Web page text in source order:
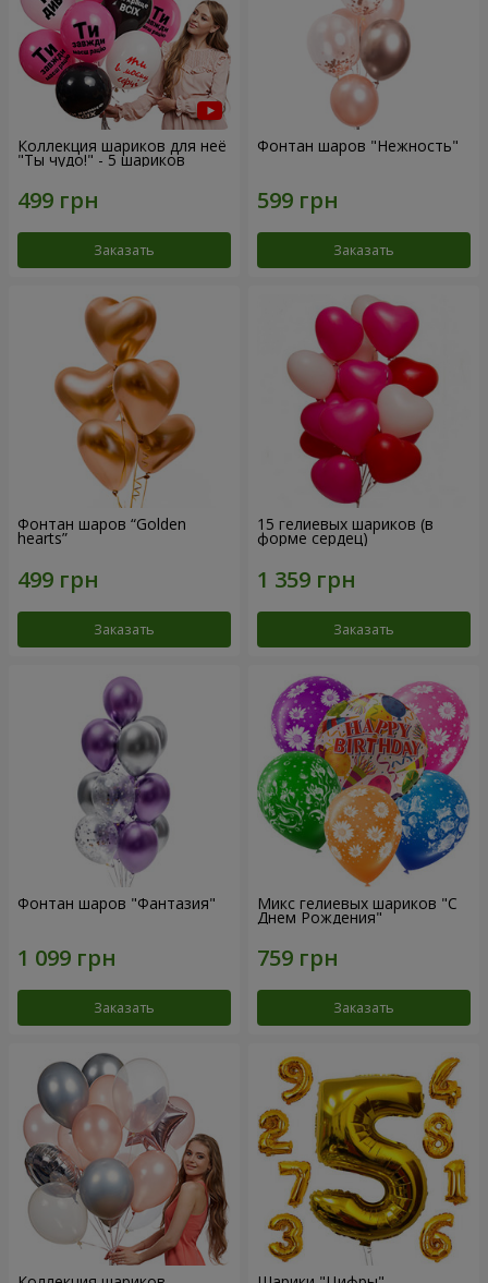
Коллекция шариков для неё
"Ты чудо!" - 5 шариков
Заказать
Фонтан шаров "Нежность"
Заказать
Фонтан шаров “Golden
hearts”
Заказать
15 гелиевых шариков (в
форме сердец)
Заказать
Фонтан шаров "Фантазия"
Заказать
Микс гелиевых шариков "C
Днем Рождения"
Заказать